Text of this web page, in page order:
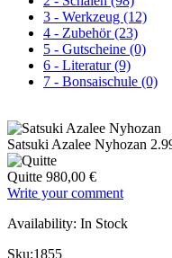
3 - Werkzeug (12)
4 - Zubehör (23)
5 - Gutscheine (0)
6 - Literatur (9)
7 - Bonsaischule (0)
Satsuki Azalee Nyhozan
Quitte 980,00 €
Write your comment
Availability: In Stock
Sku:1855